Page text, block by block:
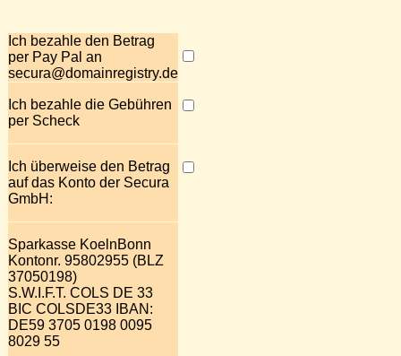
Ich bezahle den Betrag
per Pay Pal an
secura@domainregistry.de
Ich bezahle die Gebühren
per Scheck
Ich überweise den Betrag
auf das Konto der Secura
GmbH:
Sparkasse KoelnBonn
Kontonr. 95802955 (BLZ
37050198)
S.W.I.F.T. COLS DE 33
BIC COLSDE33 IBAN:
DE59 3705 0198 0095
8029 55